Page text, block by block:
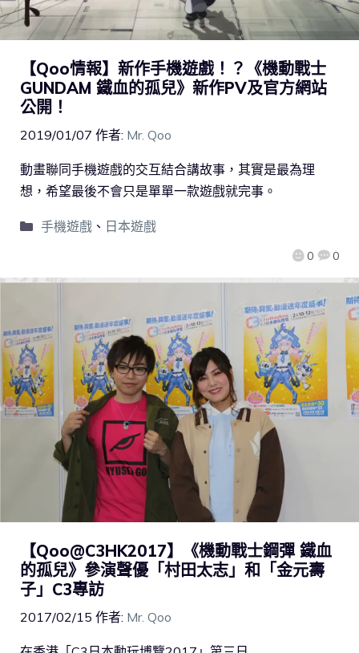
【Qoo情報】新作手機遊戲！？《機動戰士
GUNDAM 鐵血的孤兒》新作PV及官方網站
公開！
2019/01/07 作者: Mr. Qoo
0 0
動畫聯同手機遊戲的交互結合講故事，其實是最為理
想，希望最後不會只是單單一款遊戲就完事。
手機遊戲、 日本遊戲
【Qoo@C3HK2017】《機動戰士鋼彈 鐵血
的孤兒》參演聲優「村田太志」和「金元壽
子」C3專訪
2017/02/15 作者: Mr. Qoo